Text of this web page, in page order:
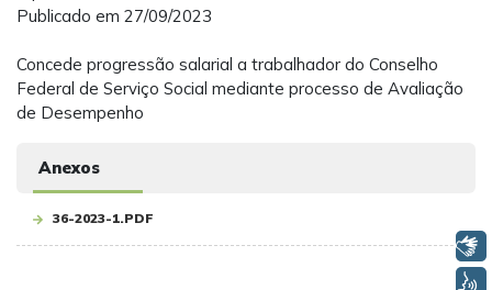
Publicado em 27/09/2023
Concede progressão salarial a trabalhador do Conselho
Federal de Serviço Social mediante processo de Avaliação
de Desempenho
Anexos
36-2023-1.PDF
Libras